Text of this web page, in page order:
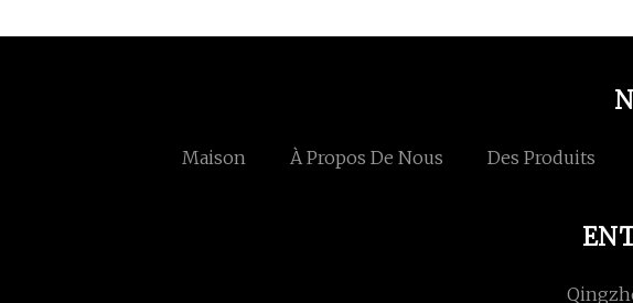
Maison À Propos De Nous Des Produits